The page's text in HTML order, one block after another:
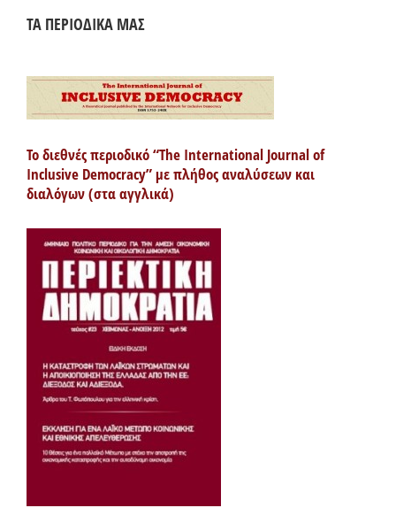
ΤΑ ΠΕΡΙΟΔΙΚΑ ΜΑΣ
Το διεθνές περιοδικό “The International Journal of
Inclusive Democracy” με πλήθος αναλύσεων και
διαλόγων (στα αγγλικά)